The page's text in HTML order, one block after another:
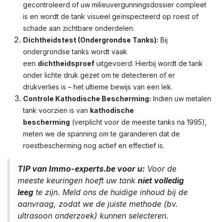
gecontroleerd of uw milieuvergunningsdossier compleet
is en wordt de tank visueel geïnspecteerd op roest of
schade aan zichtbare onderdelen.
Dichtheidstest (Ondergrondse Tanks): Bij
ondergrondse tanks wordt vaak
een dichtheidsproef uitgevoerd. Hierbij wordt de tank
onder lichte druk gezet om te detecteren of er
drukverlies is – het ultieme bewijs van een lek.
Controle Kathodische Bescherming: Indien uw metalen
tank voorzien is van kathodische
bescherming (verplicht voor de meeste tanks na 1995),
meten we de spanning om te garanderen dat de
roestbescherming nog actief en effectief is.
TIP van Immo-experts.be voor u: Voor de
meeste keuringen hoeft uw tank niet volledig
leeg te zijn. Meld ons de huidige inhoud bij de
aanvraag, zodat we de juiste methode (bv.
ultrasoon onderzoek) kunnen selecteren.